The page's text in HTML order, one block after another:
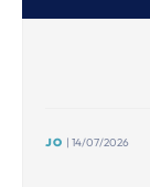
JO | 14/07/2026